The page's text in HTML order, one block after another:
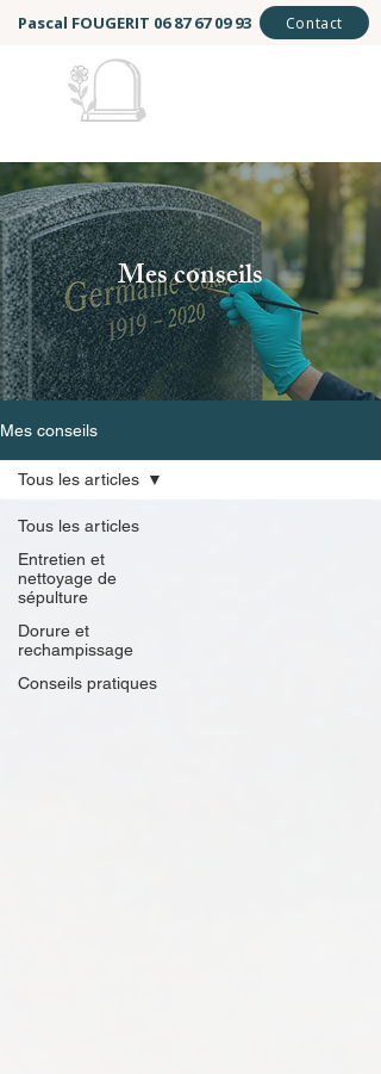
Pascal FOUGERIT 06 87 67 09 93 Contact
Mes conseils
Mes conseils
Tous les articles
Entretien et
nettoyage de
sépulture
Dorure et
rechampissage
Conseils pratiques
Tous les articles